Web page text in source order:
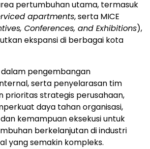
pertumbuhan utama, termasuk
apartments, serta MICE
Conferences, and Exhibitions),
ekspansi di berbagai kota
dalam pengembangan
serta penyelarasan tim
prioritas strategis perusahaan,
daya tahan organisasi,
kemampuan eksekusi untuk
berkelanjutan di industri
yang semakin kompleks.